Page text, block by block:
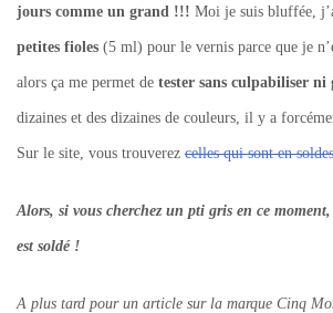
jours comme un grand !!! Moi je suis bluffée,
petites fioles (5 ml) pour le vernis parce que je
alors ça me permet de tester sans culpabiliser ni
dizaines et des dizaines de couleurs, il y a
Sur le site, vous trouverez celles qui sont en
Alors, si vous cherchez un pti gris en ce
est soldé !
A plus tard pour un article sur la marque Cinq